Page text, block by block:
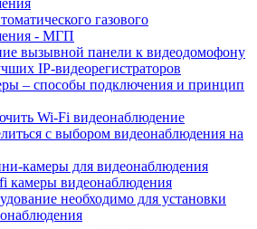
газового
- МГП
вызывной панели к видеодомофону
IP-видеорегистраторов
– способы подключения и принцип
Wi-Fi видеонаблюдение
с выбором видеонаблюдения на
камеры для видеонаблюдения
камеры видеонаблюдения
необходимо для установки